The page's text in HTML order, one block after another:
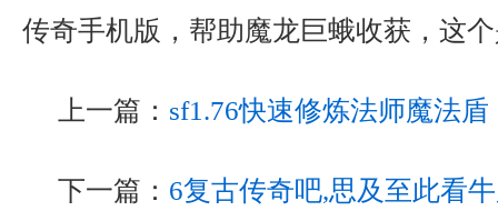
传奇手机版，帮助魔龙巨蛾收获，这
上一篇： sf1.76快速修炼法师魔法盾
下一篇： 6复古传奇吧,思及至此看